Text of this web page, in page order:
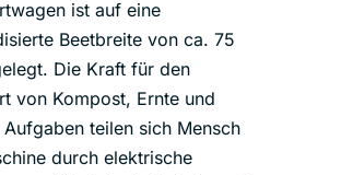
ist auf eine
Beetbreite von ca. 75
Die Kraft für den
von Kompost, Ernte und
teilen sich Mensch
durch elektrische